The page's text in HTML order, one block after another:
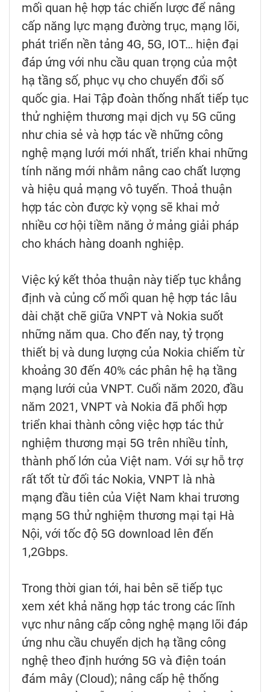
mối quan hệ hợp tác chiến lược để nâng
cấp năng lực mạng đường trục, mạng lõi,
phát triển nền tảng 4G, 5G, IOT… hiện đại
đáp ứng với nhu cầu quan trọng của một
hạ tầng số, phục vụ cho chuyển đổi số
quốc gia. Hai Tập đoàn thống nhất tiếp tục
thử nghiệm thương mại dịch vụ 5G cũng
như chia sẻ và hợp tác về những công
nghệ mạng lưới mới nhất, triển khai những
tính năng mới nhằm nâng cao chất lượng
và hiệu quả mạng vô tuyến. Thoả thuận
hợp tác còn được kỳ vọng sẽ khai mở
nhiều cơ hội tiềm năng ở mảng giải pháp
cho khách hàng doanh nghiệp.
Việc ký kết thỏa thuận này tiếp tục khẳng
định và củng cố mối quan hệ hợp tác lâu
dài chặt chẽ giữa VNPT và Nokia suốt
những năm qua. Cho đến nay, tỷ trọng
thiết bị và dung lượng của Nokia chiếm từ
khoảng 30 đến 40% các phân hệ hạ tầng
mạng lưới của VNPT. Cuối năm 2020, đầu
năm 2021, VNPT và Nokia đã phối hợp
triển khai thành công việc hợp tác thử
nghiệm thương mại 5G trên nhiều tỉnh,
thành phố lớn của Việt nam. Với sự hỗ trợ
rất tốt từ đối tác Nokia, VNPT là nhà
mạng đầu tiên của Việt Nam khai trương
mạng 5G thử nghiệm thương mại tại Hà
Nội, với tốc độ 5G download lên đến
1,2Gbps.
Trong thời gian tới, hai bên sẽ tiếp tục
xem xét khả năng hợp tác trong các lĩnh
vực như nâng cấp công nghệ mạng lõi đáp
ứng nhu cầu chuyển dịch hạ tầng công
nghệ theo định hướng 5G và điện toán
đám mây (Cloud); nâng cấp hệ thống